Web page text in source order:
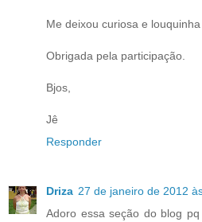
Me deixou curiosa e louquinha
Obrigada pela participação.
Bjos,
Jê
Responder
Driza 27 de janeiro de 2012
Adoro essa seção do blog